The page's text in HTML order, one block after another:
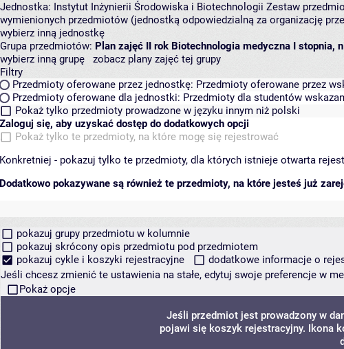
Jednostka: Instytut Inżynierii Środowiska i Biotechnologii Zestaw
wymienionych przedmiotów (jednostką odpowiedzialną za organizację
wybierz inną jednostkę
Grupa przedmiotów: Plan zajęć II rok Biotechnologia medyczna I
wybierz inną grupę
zobacz plany zajęć tej grupy
Filtry
Przedmioty oferowane przez jednostkę: Przedmioty oferowane przez
Przedmioty oferowane dla jednostki: Przedmioty dla studentów
Pokaż tylko przedmioty prowadzone w języku innym niż polski
Zaloguj się, aby uzyskać dostęp do dodatkowych opcji
Pokaż tylko te przedmioty, na które mogę się rejestrować
Konkretniej - pokazuj tylko te przedmioty, dla których istnieje otwarta
Dodatkowo pokazywane są również te przedmioty, na które jesteś już
pokazuj grupy przedmiotu w kolumnie
pokazuj skrócony opis przedmiotu pod przedmiotem
pokazuj cykle i koszyki rejestracyjne
dodatkowe informacje o
Jeśli chcesz zmienić te ustawienia na stałe, edytuj swoje preferencje w
Pokaż opcje
Jeśli przedmiot jest prowadzony w
pojawi się koszyk rejestracyjny. Ikona